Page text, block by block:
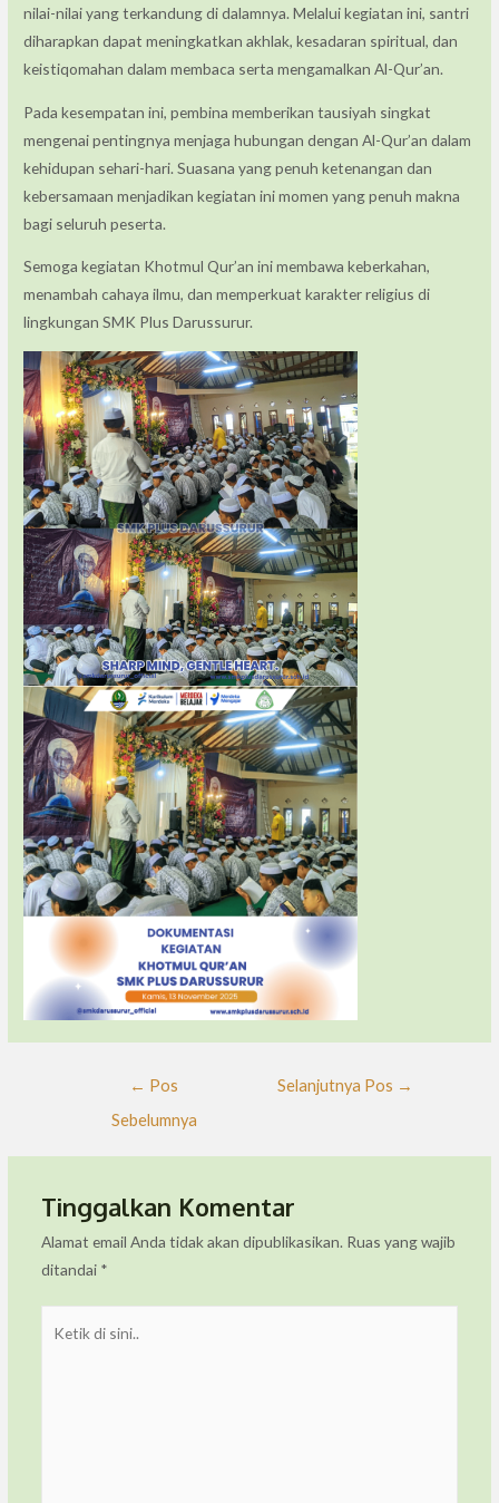
nilai-nilai yang terkandung di dalamnya. Melalui kegiatan ini, santri
diharapkan dapat meningkatkan akhlak, kesadaran spiritual, dan
keistiqomahan dalam membaca serta mengamalkan Al-Qur’an.
Pada kesempatan ini, pembina memberikan tausiyah singkat
mengenai pentingnya menjaga hubungan dengan Al-Qur’an dalam
kehidupan sehari-hari. Suasana yang penuh ketenangan dan
kebersamaan menjadikan kegiatan ini momen yang penuh makna
bagi seluruh peserta.
Semoga kegiatan Khotmul Qur’an ini membawa keberkahan,
menambah cahaya ilmu, dan memperkuat karakter religius di
lingkungan SMK Plus Darussurur.
← Pos
Sebelumnya
Selanjutnya Pos →
Tinggalkan Komentar
Alamat email Anda tidak akan dipublikasikan. Ruas yang wajib
ditandai *